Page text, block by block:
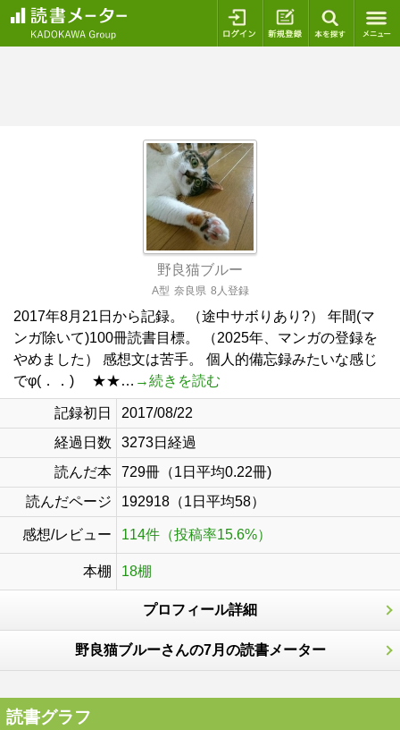
ログイン 新規登録
野良猫ブルー
A型 奈良県 8人登録
2017年8月21日から記録。 （途中サボりあり?） 年間(マ
ンガ除いて)100冊読書目標。 （2025年、マンガの登録を
やめました） 感想文は苦手。 個人的備忘録みたいな感じ
でφ(．．) ★★… →続きを読む
記録初日
2017/08/22
経過日数
3273日経過
読んだ本
729冊（1日平均0.22冊)
読んだページ
192918（1日平均58）
感想/レビュー 114件（投稿率15.6%）
本棚 18棚
プロフィール詳細
野良猫ブルーさんの7月の読書メーター
読書グラフ